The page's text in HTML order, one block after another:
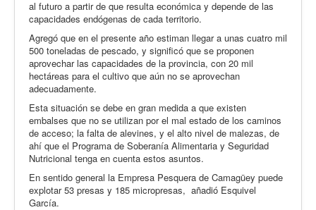
al futuro a partir de que resulta económica y depende de las
capacidades endógenas de cada territorio.
Agregó que en el presente año estiman llegar a unas cuatro mil
500 toneladas de pescado, y significó que se proponen
aprovechar las capacidades de la provincia, con 20 mil
hectáreas para el cultivo que aún no se aprovechan
adecuadamente.
Esta situación se debe en gran medida a que existen
embalses que no se utilizan por el mal estado de los caminos
de acceso; la falta de alevines, y el alto nivel de malezas, de
ahí que el Programa de Soberanía Alimentaria y Seguridad
Nutricional tenga en cuenta estos asuntos.
En sentido general la Empresa Pesquera de Camagüey puede
explotar 53 presas y 185 micropresas, añadió Esquivel
García.